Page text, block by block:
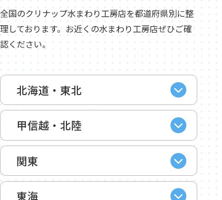
全国のクリナップ水まわり工房店を都道府県別に整
理しております。お近くの水まわり工房店ぜひご確
認ください。
北海道・東北
甲信越・北陸
関東
東海